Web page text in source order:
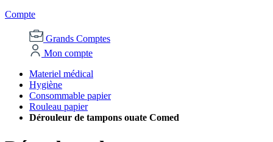
Compte
Grands Comptes
Mon compte
Materiel médical
Hygiène
Consommable papier
Rouleau papier
Dérouleur de tampons ouate Comed